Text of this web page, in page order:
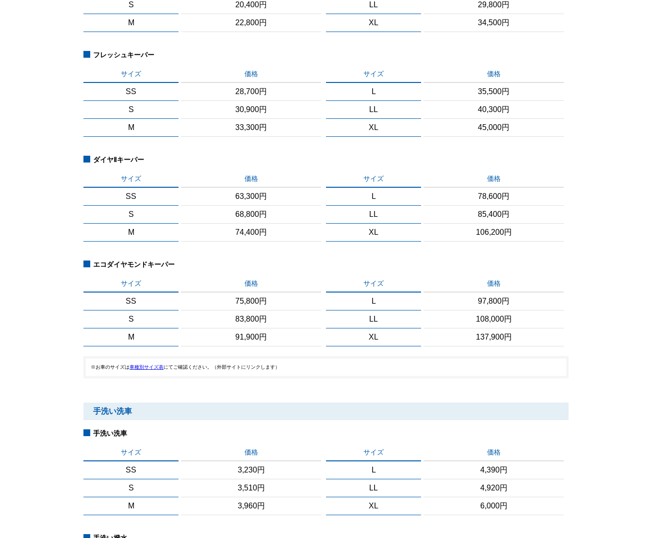
S 20,400円
M 22,800円
LL 29,800円
XL 34,500円
フレッシュキーパー
サイズ 価格
SS 28,700円
S 30,900円
M 33,300円
サイズ 価格
L 35,500円
LL 40,300円
XL 45,000円
ダイヤⅡキーパー
サイズ 価格
SS 63,300円
S 68,800円
M 74,400円
サイズ 価格
L 78,600円
LL 85,400円
XL 106,200円
エコダイヤモンドキーパー
サイズ 価格
SS 75,800円
S 83,800円
M 91,900円
サイズ 価格
L 97,800円
LL 108,000円
XL 137,900円
※お車のサイズは車種別サイズ表にてご確認ください。（外部サイトにリンクします）
手洗い洗車
手洗い洗車
サイズ 価格
SS 3,230円
S 3,510円
M 3,960円
サイズ 価格
L 4,390円
LL 4,920円
XL 6,000円